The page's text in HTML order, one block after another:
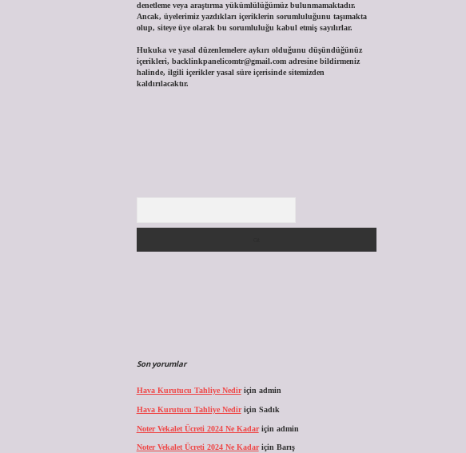
denetleme veya araştırma yükümlülüğümüz bulunmamaktadır.
Ancak, üyelerimiz yazdıkları içeriklerin sorumluluğunu taşımakta
olup, siteye üye olarak bu sorumluluğu kabul etmiş sayılırlar.
Hukuka ve yasal düzenlemelere aykırı olduğunu düşündüğünüz
içerikleri, backlinkpanelicomtr@gmail.comadresine bildirmeniz
halinde, ilgili içerikler yasal süre içerisinde sitemizden
kaldırılacaktır.
Son yorumlar
Hava Kurutucu Tahliye Nediriçin admin
Hava Kurutucu Tahliye Nediriçin Sadık
Noter Vekalet Ücreti 2024 Ne Kadariçin admin
Noter Vekalet Ücreti 2024 Ne Kadariçin Barış